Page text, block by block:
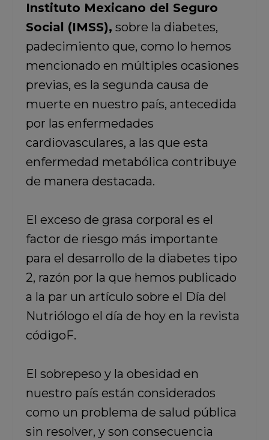
Instituto Mexicano del Seguro
Social (IMSS), sobre la diabetes,
padecimiento que, como lo hemos
mencionado en múltiples ocasiones
previas, es la segunda causa de
muerte en nuestro país, antecedida
por las enfermedades
cardiovasculares, a las que esta
enfermedad metabólica contribuye
de manera destacada.
El exceso de grasa corporal es el
factor de riesgo más importante
para el desarrollo de la diabetes tipo
2, razón por la que hemos publicado
a la par un artículo sobre el Día del
Nutriólogo el día de hoy en la revista
códigoF.
El sobrepeso y la obesidad en
nuestro país están considerados
como un problema de salud pública
sin resolver, y son consecuencia